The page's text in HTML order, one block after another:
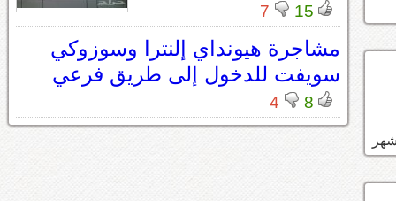
15
7
مشاجرة هيونداي إلنترا وسوزوكي
سويفت للدخول إلى طريق فرعي
8
4